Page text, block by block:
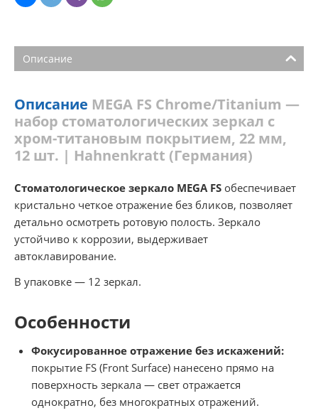
Описание
Описание MEGA FS Chrome/Titanium —
набор стоматологических зеркал с
хром-титановым покрытием, 22 мм,
12 шт. | Hahnenkratt (Германия)
Стоматологическое зеркало MEGA FS обеспечивает
кристально четкое отражение без бликов, позволяет
детально осмотреть ротовую полость. Зеркало
устойчиво к коррозии, выдерживает
автоклавирование.
В упаковке — 12 зеркал.
Особенности
Фокусированное отражение без искажений:
покрытие FS (Front Surface) нанесено прямо на
поверхность зеркала — свет отражается
однократно, без многократных отражений.